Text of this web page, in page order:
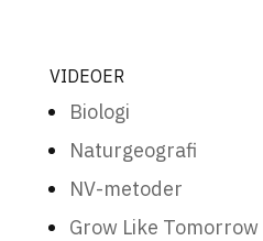
VIDEOER
Biologi
Naturgeografi
NV-metoder
Grow Like Tomorrow